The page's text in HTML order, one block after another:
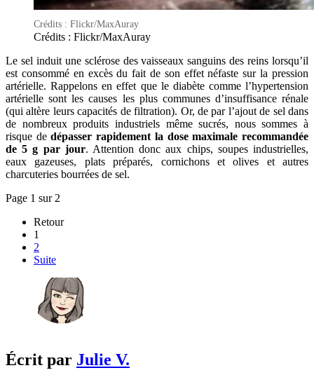
Crédits : Flickr/MaxAuray
Crédits : Flickr/MaxAuray
Le sel induit une sclérose des vaisseaux sanguins des reins lorsqu’il
est consommé en excès du fait de son effet néfaste sur la pression
artérielle. Rappelons en effet que le diabète comme l’hypertension
artérielle sont les causes les plus communes d’insuffisance rénale
(qui altère leurs capacités de filtration). Or, de par l’ajout de sel dans
de nombreux produits industriels même sucrés, nous sommes à
risque dedépasser rapidement la dose maximale recommandée
de 5 g par jour. Attention donc aux chips, soupes industrielles,
eaux gazeuses, plats préparés, cornichons et olives et autres
charcuteries bourrées de sel.
Page 1 sur 2
Retour
1
2
Suite
Écrit par Julie V.